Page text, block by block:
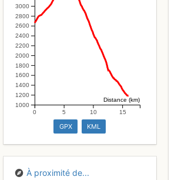
1000
1200
1400
1600
1800
2000
2200
2400
2600
2800
3000
0 5 10 15
Distance (km)
GPX KML
À proximité de...